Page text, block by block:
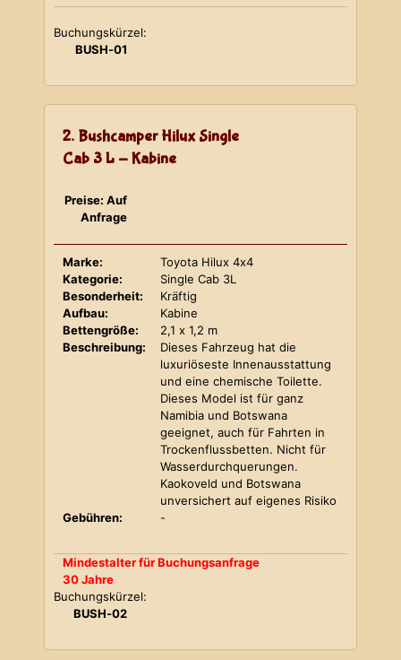
Buchungskürzel:
BUSH-01
2. Bushcamper Hilux Single
Cab 3 L - Kabine
Preise: Auf
Anfrage
Marke:
Toyota Hilux 4x4
Kategorie:
Single Cab 3L
Besonderheit:
Kräftig
Aufbau:
Kabine
Bettengröße:
2,1 x 1,2 m
Beschreibung:
Dieses Fahrzeug hat die
luxuriöseste Innenausstattung
und eine chemische Toilette.
Dieses Model ist für ganz
Namibia und Botswana
geeignet, auch für Fahrten in
Trockenflussbetten. Nicht für
Wasserdurchquerungen.
Kaokoveld und Botswana
unversichert auf eigenes Risiko
Gebühren:
-
Mindestalter für Buchungsanfrage
30 Jahre
Buchungskürzel:
BUSH-02